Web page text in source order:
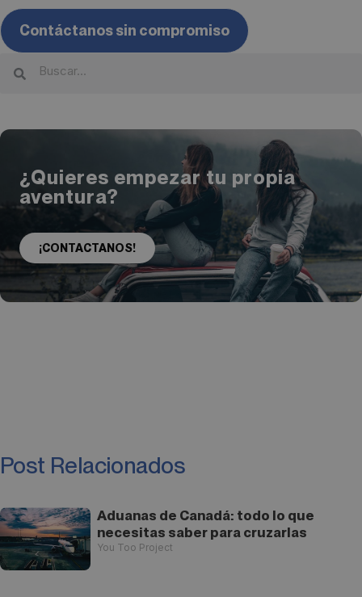
Contáctanos sin compromiso
¿Quieres empezar tu propia
aventura?
¡CONTACTANOS!
Post Relacionados
Aduanas de Canadá: todo lo que
necesitas saber para cruzarlas
You Too Project